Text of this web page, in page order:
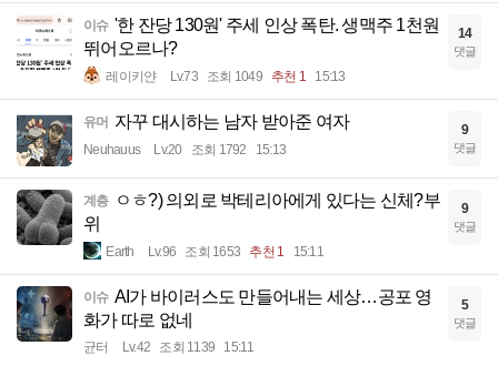
이슈 '한 잔당 130원' 주세 인상 폭탄. 생맥주 1천원
뛰어오르나?
레이키얀 Lv.73 조회 1049 추천 1 15:13
14
댓글
유머 자꾸 대시하는 남자 받아준 여자
Neuhauus Lv.20 조회 1792 15:13
9
댓글
계층
ㅇㅎ?) 의외로 박테리아에게 있다는 신체?부
위
Earth Lv.96 조회 1653 추천 1 15:11
9
댓글
이슈 AI가 바이러스도 만들어내는 세상…공포 영
화가 따로 없네
균터 Lv.42 조회 1139 15:11
5
댓글